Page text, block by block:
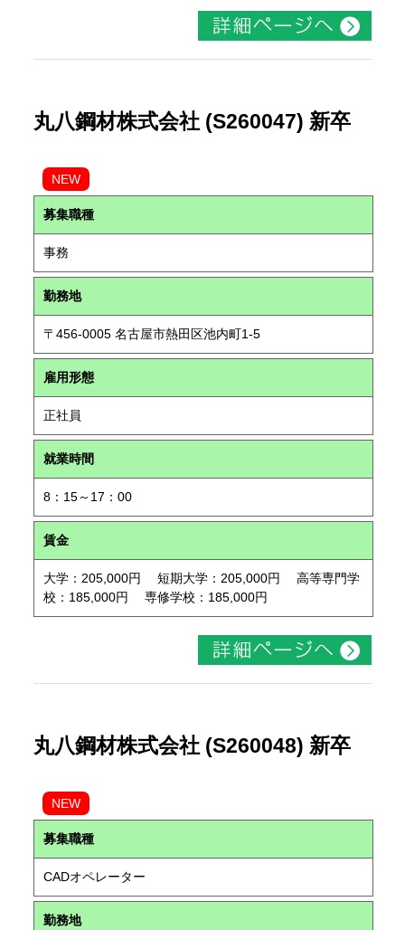
丸八鋼材株式会社 (S260047) 新卒
NEW
募集職種
事務
勤務地
〒456-0005 名古屋市熱田区池内町1-5
雇用形態
正社員
就業時間
8：15～17：00
賃金
大学：205,000円 短期大学：205,000円 高等専門学
校：185,000円 専修学校：185,000円
丸八鋼材株式会社 (S260048) 新卒
NEW
募集職種
CADオペレーター
勤務地